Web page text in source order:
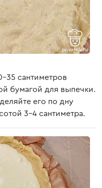
35 сантиметров
бумагой для выпечки.
его по дну
3-4 сантиметра.